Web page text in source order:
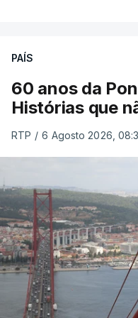
PAÍS
60 anos da
Histórias que
RTP / 6 Agosto 2026,